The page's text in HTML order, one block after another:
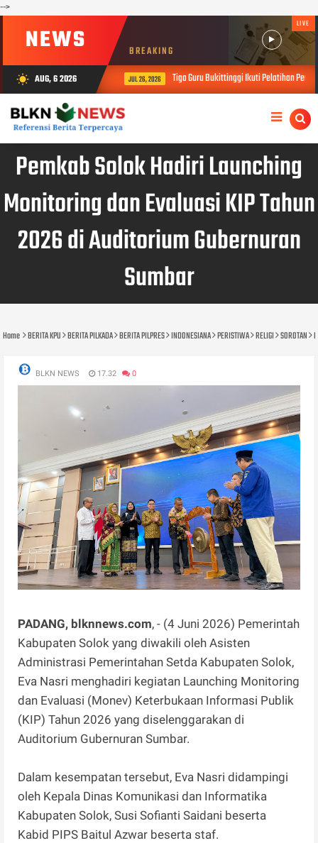
-->
NEWS BREAKING
LIVE
wb_sunny AUG, 6 2026 JUL 26, 2026 Tiga Guru Bukittinggi Ikuti Pelatihan
Pemkab Solok Hadiri Launching
Monitoring dan Evaluasi KIP Tahun
2026 di Auditorium Gubernuran
Sumbar
Home BERITA KPU BERITA PILKADA BERITA PILPRES INDONESIANA PERISTIWA RELIGI SOROTAN
BLKN NEWS 17.32 0
PADANG, blknnews.com, - (4 Juni 2026) Pemerintah
Kabupaten Solok yang diwakili oleh Asisten
Administrasi Pemerintahan Setda Kabupaten Solok,
Eva Nasri menghadiri kegiatan Launching Monitoring
dan Evaluasi (Monev) Keterbukaan Informasi Publik
(KIP) Tahun 2026 yang diselenggarakan di
Auditorium Gubernuran Sumbar.
Dalam kesempatan tersebut, Eva Nasri didampingi
oleh Kepala Dinas Komunikasi dan Informatika
Kabupaten Solok, Susi Sofianti Saidani beserta
Kabid PIPS Baitul Azwar beserta staf.